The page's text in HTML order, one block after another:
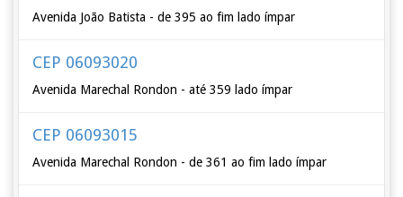
Avenida João Batista - de 395 ao fim lado ímpar
CEP 06093020
Avenida Marechal Rondon - até 359 lado ímpar
CEP 06093015
Avenida Marechal Rondon - de 361 ao fim lado ímpar